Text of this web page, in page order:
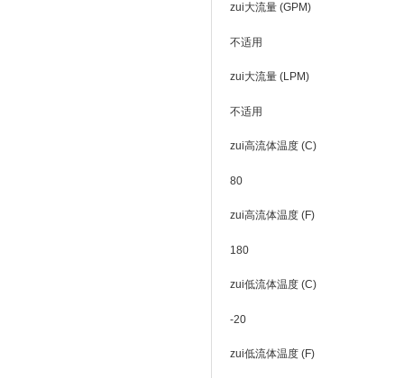
zui大流量 (GPM)
不适用
zui大流量 (LPM)
不适用
zui高流体温度 (C)
80
zui高流体温度 (F)
180
zui低流体温度 (C)
-20
zui低流体温度 (F)